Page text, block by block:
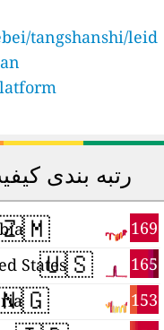
tangshanshi/leid
رتبه بندی
🇿🇲 169
🇺🇸 165
States
🇳🇬 153